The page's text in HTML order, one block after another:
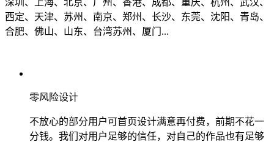
西定、天津、苏州、南京、郑州、长沙、东莞、沈阳、青岛、
合肥、佛山、山东、台湾苏州、厦门...
零风险设计
不放心的部分用户可首页设计满意再付费，前期不花一
分钱。我们对用户足够的信任，对自己的作品也有足够